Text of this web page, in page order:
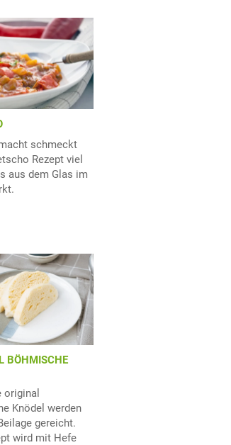
schmeckt
Rezept viel
aus dem Glas im
BÖHMISCHE
original
Knödel werden
gereicht.
wird mit Hefe